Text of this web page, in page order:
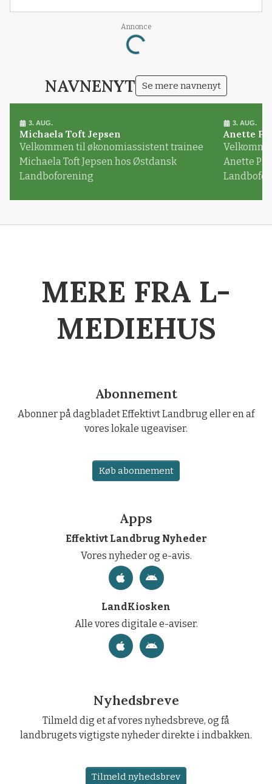
Annonce
Loading...
NAVNENYT Se mere navnenyt
3. AUG.
Michaela Toft Jepsen
Velkommen til økonomiassistent trainee
Michaela Toft Jepsen hos Østdansk
Landboforening
3. AUG.
Anette
Anette
MERE FRA L-
MEDIEHUS
Abonnement
Abonner på dagbladet Effektivt Landbrug eller en af
vores lokale ugeaviser.
Køb abonnement
Apps
Effektivt Landbrug Nyheder
Vores nyheder og e-avis.
LandKiosken
Alle vores digitale e-aviser.
Nyhedsbreve
Tilmeld dig et af vores nyhedsbreve, og få
landbrugets vigtigste nyheder direkte i indbakken.
Tilmeld nyhedsbrev